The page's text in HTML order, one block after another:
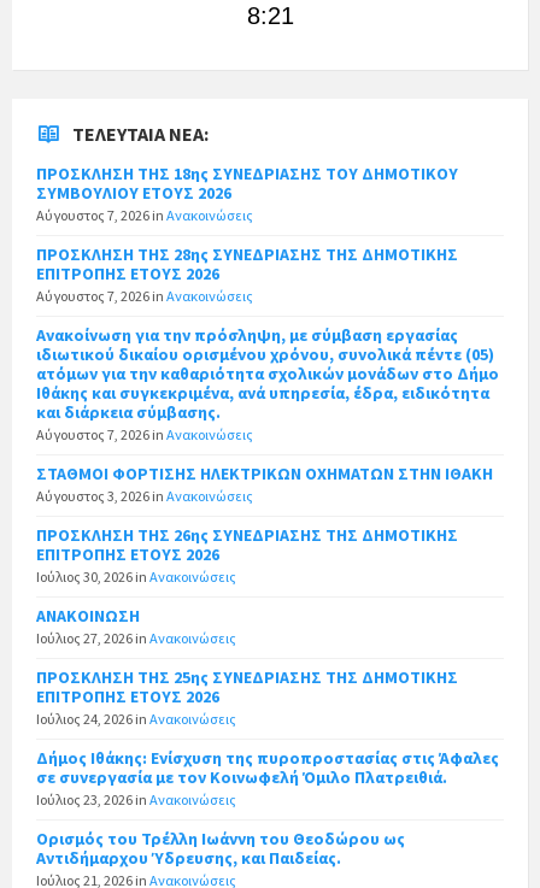
8:21
ΤΕΛΕΥΤΑΊΑ ΝΈΑ:
ΠΡΟΣΚΛΗΣΗ ΤΗΣ 18ης ΣΥΝΕΔΡΙΑΣΗΣ ΤΟΥ ΔΗΜΟΤΙΚΟΥ
ΣΥΜΒΟΥΛΙΟΥ ΕΤΟΥΣ 2026
Αύγουστος 7, 2026 in Ανακοινώσεις
ΠΡΟΣΚΛΗΣΗ ΤΗΣ 28ης ΣΥΝΕΔΡΙΑΣΗΣ ΤΗΣ ΔΗΜΟΤΙΚΗΣ
ΕΠΙΤΡΟΠΗΣ ΕΤΟΥΣ 2026
Αύγουστος 7, 2026 in Ανακοινώσεις
Ανακοίνωση για την πρόσληψη, με σύμβαση εργασίας
ιδιωτικού δικαίου ορισμένου χρόνου, συνολικά πέντε (05)
ατόμων για την καθαριότητα σχολικών μονάδων στο Δήμο
Ιθάκης και συγκεκριμένα, ανά υπηρεσία, έδρα, ειδικότητα
και διάρκεια σύμβασης.
Αύγουστος 7, 2026 in Ανακοινώσεις
ΣΤΑΘΜΟΙ ΦΟΡΤΙΣΗΣ ΗΛΕΚΤΡΙΚΩΝ ΟΧΗΜΑΤΩΝ ΣΤΗΝ ΙΘΑΚΗ
Αύγουστος 3, 2026 in Ανακοινώσεις
ΠΡΟΣΚΛΗΣΗ ΤΗΣ 26ης ΣΥΝΕΔΡΙΑΣΗΣ ΤΗΣ ΔΗΜΟΤΙΚΗΣ
ΕΠΙΤΡΟΠΗΣ ΕΤΟΥΣ 2026
Ιούλιος 30, 2026 in Ανακοινώσεις
ΑΝΑΚΟΙΝΩΣΗ
Ιούλιος 27, 2026 in Ανακοινώσεις
ΠΡΟΣΚΛΗΣΗ ΤΗΣ 25ης ΣΥΝΕΔΡΙΑΣΗΣ ΤΗΣ ΔΗΜΟΤΙΚΗΣ
ΕΠΙΤΡΟΠΗΣ ΕΤΟΥΣ 2026
Ιούλιος 24, 2026 in Ανακοινώσεις
Δήμος Ιθάκης: Ενίσχυση της πυροπροστασίας στις Άφαλες
σε συνεργασία με τον Κοινωφελή Όμιλο Πλατρειθιά.
Ιούλιος 23, 2026 in Ανακοινώσεις
Ορισμός του Τρέλλη Ιωάννη του Θεοδώρου ως
Αντιδήμαρχου Ύδρευσης, και Παιδείας.
Ιούλιος 21, 2026 in Ανακοινώσεις